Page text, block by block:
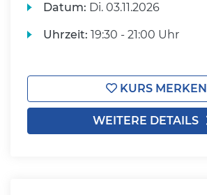
Datum: Di. 03.11.2026
Uhrzeit: 19:30 - 21:00 Uhr
KURS MERKEN
WEITERE DETAILS